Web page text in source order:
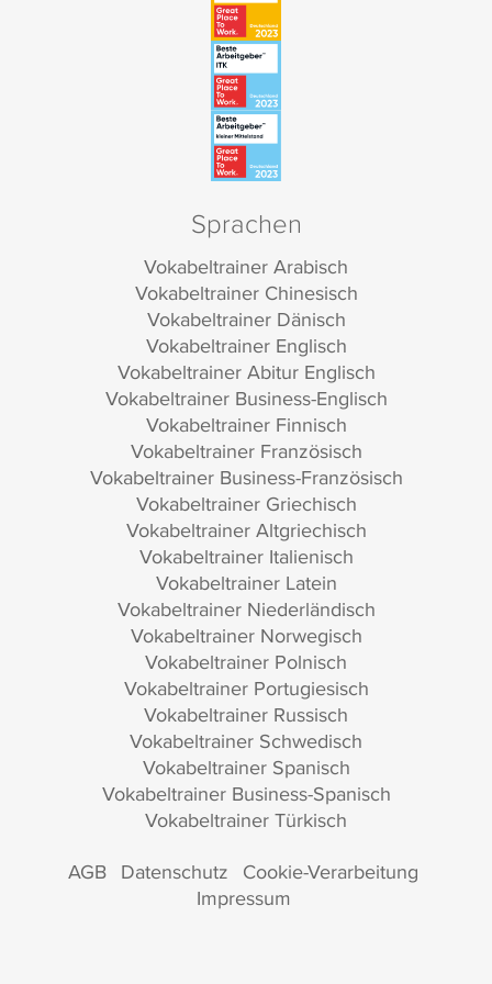
Sprachen
Vokabeltrainer Arabisch
Vokabeltrainer Chinesisch
Vokabeltrainer Dänisch
Vokabeltrainer Englisch
Vokabeltrainer Abitur Englisch
Vokabeltrainer Business-Englisch
Vokabeltrainer Finnisch
Vokabeltrainer Französisch
Vokabeltrainer Business-Französisch
Vokabeltrainer Griechisch
Vokabeltrainer Altgriechisch
Vokabeltrainer Italienisch
Vokabeltrainer Latein
Vokabeltrainer Niederländisch
Vokabeltrainer Norwegisch
Vokabeltrainer Polnisch
Vokabeltrainer Portugiesisch
Vokabeltrainer Russisch
Vokabeltrainer Schwedisch
Vokabeltrainer Spanisch
Vokabeltrainer Business-Spanisch
Vokabeltrainer Türkisch
AGB Datenschutz Cookie-Verarbeitung
Impressum